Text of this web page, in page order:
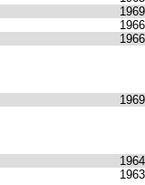
1969
1966
1966
1969
1964
1963